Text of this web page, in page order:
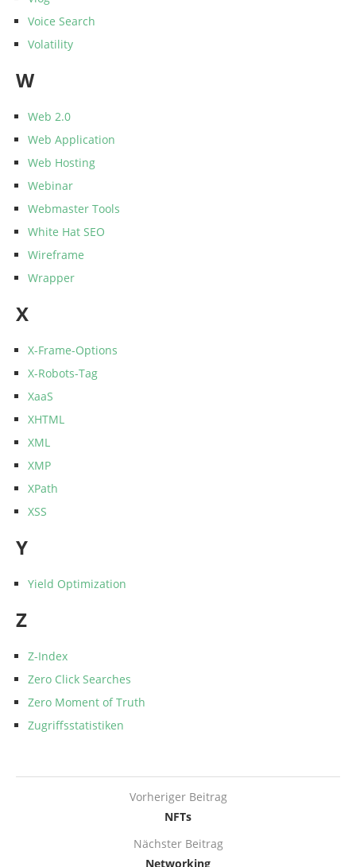
Voice Search
Volatility
W
Web 2.0
Web Application
Web Hosting
Webinar
Webmaster Tools
White Hat SEO
Wireframe
Wrapper
X
X-Frame-Options
X-Robots-Tag
XaaS
XHTML
XML
XMP
XPath
XSS
Y
Yield Optimization
Z
Z-Index
Zero Click Searches
Zero Moment of Truth
Zugriffsstatistiken
Vorheriger Beitrag
NFTs
Nächster Beitrag
Networking